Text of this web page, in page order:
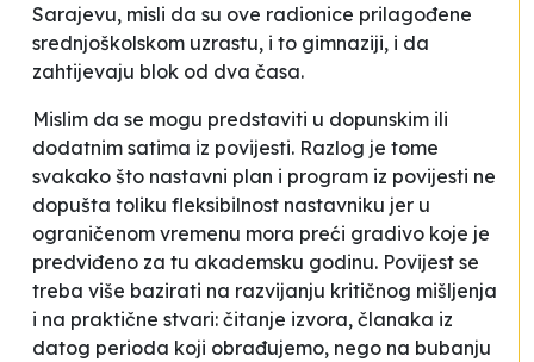
Sarajevu, misli da su ove radionice prilagođene
srednjoškolskom uzrastu, i to gimnaziji, i da
zahtijevaju blok od dva časa.
Mislim da se mogu predstaviti u dopunskim ili
dodatnim satima iz povijesti. Razlog je tome
svakako što nastavni plan i program iz povijesti ne
dopušta toliku fleksibilnost nastavniku jer u
ograničenom vremenu mora preći gradivo koje je
predviđeno za tu akademsku godinu. Povijest se
treba više bazirati na razvijanju kritičnog mišljenja
i na praktične stvari: čitanje izvora, članaka iz
datog perioda koji obrađujemo, nego na bubanju